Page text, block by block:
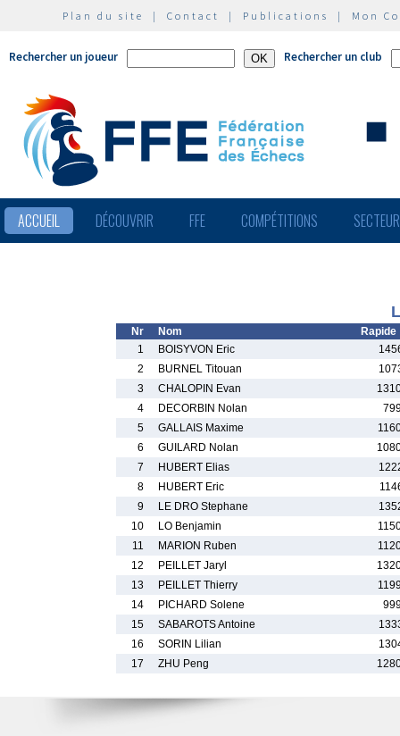
Plan du site | Contact | Publications | Mon
Rechercher un joueur Rechercher un club
ACCUEIL DÉCOUVRIR FFE COMPÉTITIONS
Nr Nom
Rapide
1
BOISYVON Eric
2
BURNEL Titouan
3
CHALOPIN Evan
4
DECORBIN Nolan
5
GALLAIS Maxime
6
GUILARD Nolan
7
HUBERT Elias
8
HUBERT Eric
9
LE DRO Stephane
10
LO Benjamin
11
MARION Ruben
12
PEILLET Jaryl
13
PEILLET Thierry
14
PICHARD Solene
15
SABAROTS Antoine
16
SORIN Lilian
17
ZHU Peng